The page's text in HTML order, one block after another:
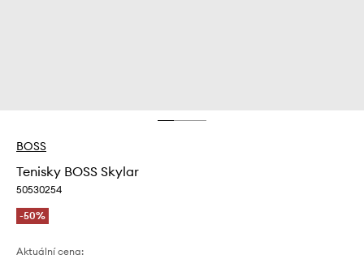
BOSS
Tenisky BOSS Skylar
50530254
-50%
Aktuální cena: